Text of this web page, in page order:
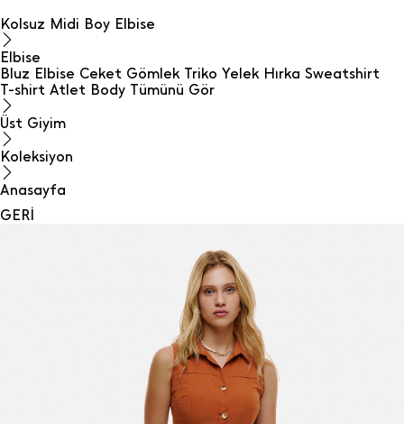
Kolsuz Midi Boy Elbise
Elbise
Bluz Elbise Ceket Gömlek Triko Yelek Hırka Sweatshirt
T-shirt Atlet Body Tümünü Gör
Üst Giyim
Koleksiyon
Anasayfa
GERİ